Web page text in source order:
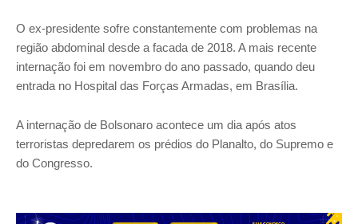
O ex-presidente sofre constantemente com problemas na
região abdominal desde a facada de 2018. A mais recente
internação foi em novembro do ano passado, quando deu
entrada no Hospital das Forças Armadas, em Brasília.
A internação de Bolsonaro acontece um dia após atos
terroristas depredarem os prédios do Planalto, do Supremo e
do Congresso.